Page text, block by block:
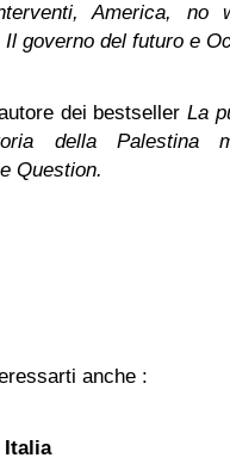
America, no
governo del futuro e
dei bestsellerLa
della Palestina
Question.
anche :
Italia